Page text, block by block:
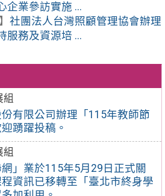
組
有限公司辦理「115年教師節
踴躍投稿。
組
網」業於115年5月29日正式關
資訊已移轉至「臺北市終身學
企業參訪實施 ...
社團法人台灣照顧管理協會辦理
服務及資源培 ...